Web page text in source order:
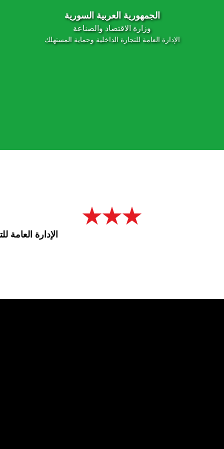
الجمهورية العربية السورية
وزارة الاقتصاد والصناعة
الإدارة العامة للتجارة الداخلية وحماية المستهلك
الإدارة العامة